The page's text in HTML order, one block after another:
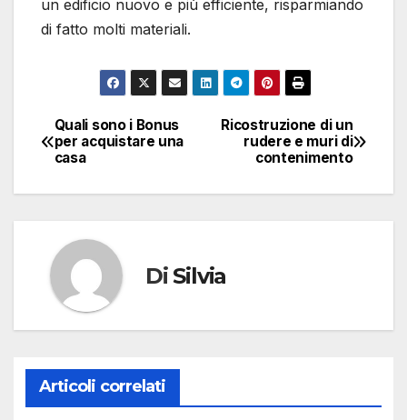
un edificio nuovo e più efficiente, risparmiando
di fatto molti materiali.
Navigazione
articoli
Ricostruzione di un
rudere e muri di
contenimento
Quali sono i Bonus
per acquistare una
casa
Di Silvia
Articoli correlati